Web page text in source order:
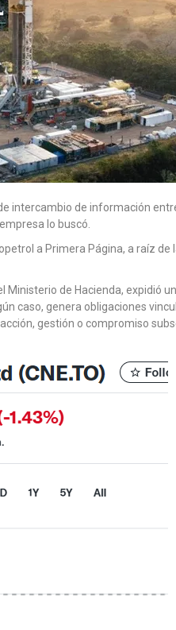
intercambio de información
lo buscó.
a Primera Página, a raíz
Ministerio de Hacienda, expidió
caso, genera obligaciones
gestión o compromiso